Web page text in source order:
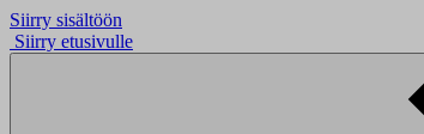
Siirry sisältöön
Siirry etusivulle